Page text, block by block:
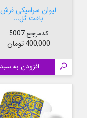
لیوان سرامیکی فرش
بافت گل...
کدمرجع 5007
قیمت
400,000 تومان
 افزودن به سبد